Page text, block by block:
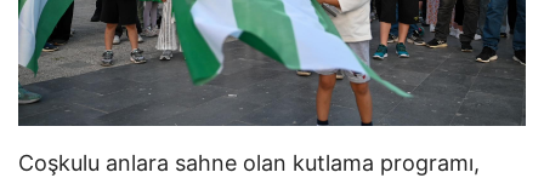
Coşkulu anlara sahne olan kutlama programı,